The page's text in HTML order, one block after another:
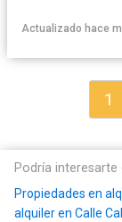
Actualizado hace
1
Podría interesarte
Propiedades en
alquiler en Calle